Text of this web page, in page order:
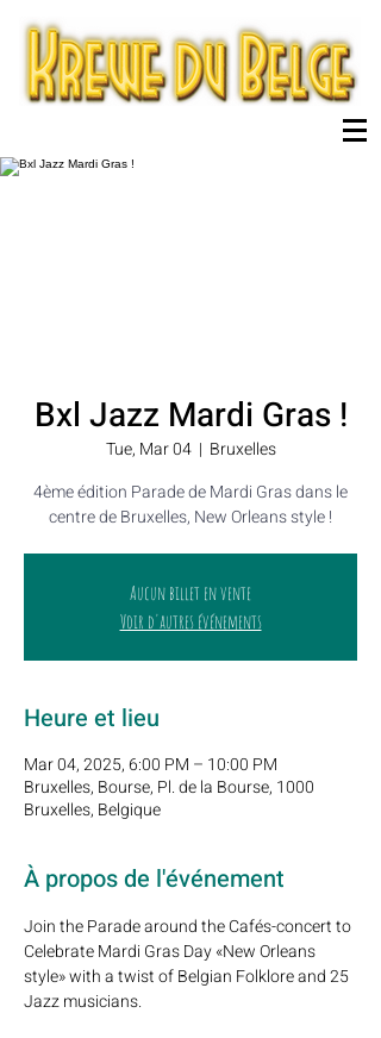
Bxl Jazz Mardi Gras !
Tue, Mar 04
  |
Bruxelles
4ème édition Parade de Mardi Gras dans le
centre de Bruxelles, New Orleans style !
Aucun billet en vente
Voir d'autres événements
Heure et lieu
Mar 04, 2025, 6:00 PM – 10:00 PM
Bruxelles, Bourse, Pl. de la Bourse, 1000
Bruxelles, Belgique
À propos de l'événement
Join the Parade around the Cafés-concert to
Celebrate Mardi Gras Day «New Orleans
style» with a twist of Belgian Folklore and 25
Jazz musicians.